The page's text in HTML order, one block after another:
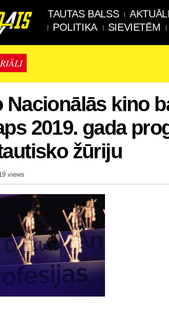
TAUTAS BALSS AKTUĀLI
POLITIKA
SIEVIETĒM
Nacionālās kino
2019. gada
žūriju
views